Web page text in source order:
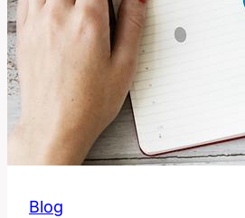
Blog